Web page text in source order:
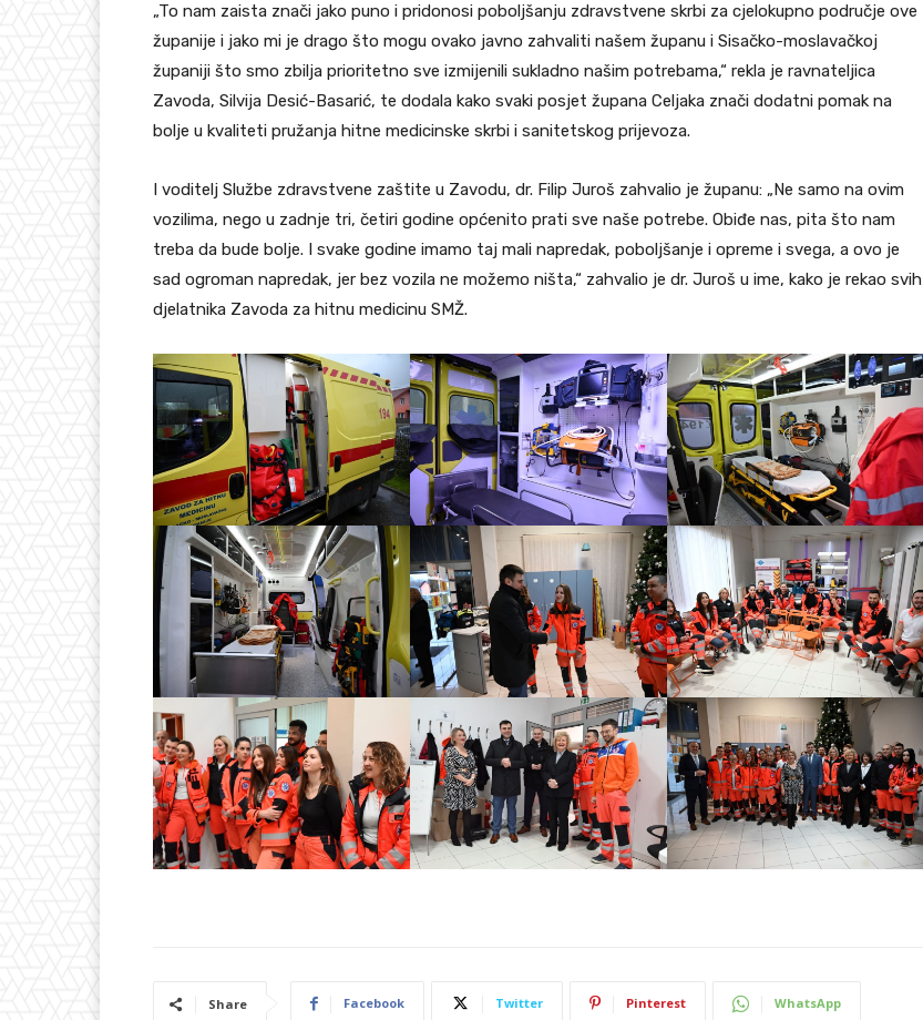
„To nam zaista znači jako puno i pridonosi poboljšanju zdravstvene skrbi za cjelokupno područje ove
županije i jako mi je drago što mogu ovako javno zahvaliti našem županu i Sisačko-moslavačkoj
županiji što smo zbilja prioritetno sve izmijenili sukladno našim potrebama,“ rekla je ravnateljica
Zavoda, Silvija Desić-Basarić, te dodala kako svaki posjet župana Celjaka znači dodatni pomak na
bolje u kvaliteti pružanja hitne medicinske skrbi i sanitetskog prijevoza.
I voditelj Službe zdravstvene zaštite u Zavodu, dr. Filip Juroš zahvalio je županu: „Ne samo na ovim
vozilima, nego u zadnje tri, četiri godine općenito prati sve naše potrebe. Obiđe nas, pita što nam
treba da bude bolje. I svake godine imamo taj mali napredak, poboljšanje i opreme i svega, a ovo je
sad ogroman napredak, jer bez vozila ne možemo ništa,“ zahvalio je dr. Juroš u ime, kako je rekao svih
djelatnika Zavoda za hitnu medicinu SMŽ.
Share Facebook Twitter Pinterest WhatsApp